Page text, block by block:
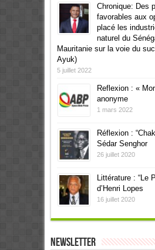
Chronique: Des
favorables aux
placé les
naturel du
Mauritanie sur la voie du
Ayuk)
5 juillet 2022
Reflexion : «
anonyme
1 mars 2022
Réflexion :
Sédar Senghor
26 juillet 2020
Littérature : “Le
d’Henri Lopes
16 juillet 2020
Newsletter